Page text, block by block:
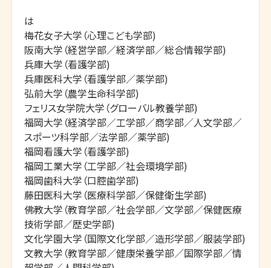
は
梅花女子大学（心理こども学部)
阪南大学（経営学部／経済学部／総合情報学部)
兵庫大学（看護学部)
兵庫医科大学（看護学部／薬学部)
弘前大学（農学生命科学部)
フェリス女学院大学（グローバル教養学部)
福岡大学（経済学部／工学部／商学部／人文学部／
スポーツ科学部／法学部／薬学部)
福岡看護大学（看護学部)
福岡工業大学（工学部／社会環境学部)
福岡歯科大学（口腔歯学部)
藤田医科大学（医療科学部／保健衛生学部)
佛教大学（教育学部／社会学部／文学部／保健医療
技術学部／歴史学部)
文化学園大学（国際文化学部／造形学部／服装学部)
文教大学（教育学部／健康栄養学部／国際学部／情